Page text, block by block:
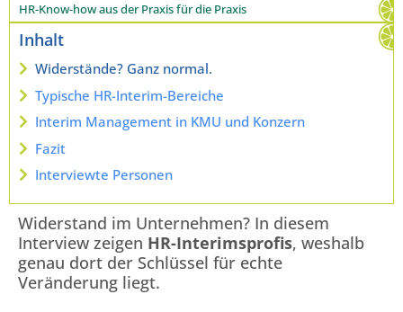
HR-Know-how aus der Praxis für die Praxis
Inhalt
Widerstände? Ganz normal.
Typische HR-Interim-Bereiche
Interim Management in KMU und Konzern
Fazit
Interviewte Personen
Widerstand im Unternehmen? In diesem
Interview zeigen HR-Interimsprofis, weshalb
genau dort der Schlüssel für echte
Veränderung liegt.